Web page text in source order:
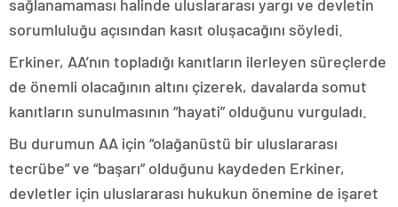
sağlanamaması halinde uluslararası yargı ve devletin
sorumluluğu açısından kasıt oluşacağını söyledi.
Erkiner, AA’nın topladığı kanıtların ilerleyen süreçlerde
de önemli olacağının altını çizerek, davalarda somut
kanıtların sunulmasının “hayati” olduğunu vurguladı.
Bu durumun AA için “olağanüstü bir uluslararası
tecrübe” ve “başarı” olduğunu kaydeden Erkiner,
devletler için uluslararası hukukun önemine de işaret